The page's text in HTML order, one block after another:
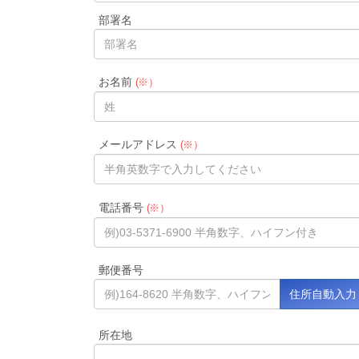
部署名
お名前(※）
メールアドレス (※）
電話番号(※）
郵便番号
所在地